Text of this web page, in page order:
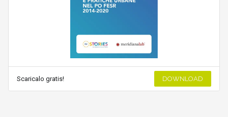
Scaricalo gratis! DOWNLOAD